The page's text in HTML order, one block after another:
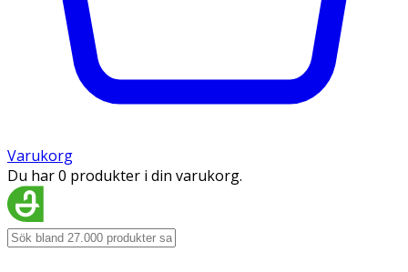
Varukorg
Du har 0 produkter i din varukorg.